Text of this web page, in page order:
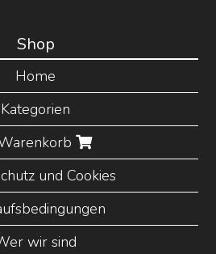
Shop
Home
Kategorien
und Cookies
wir sind